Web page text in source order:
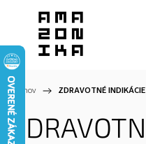
Domov / ZDRAVOTNÉ INDIKÁCIE